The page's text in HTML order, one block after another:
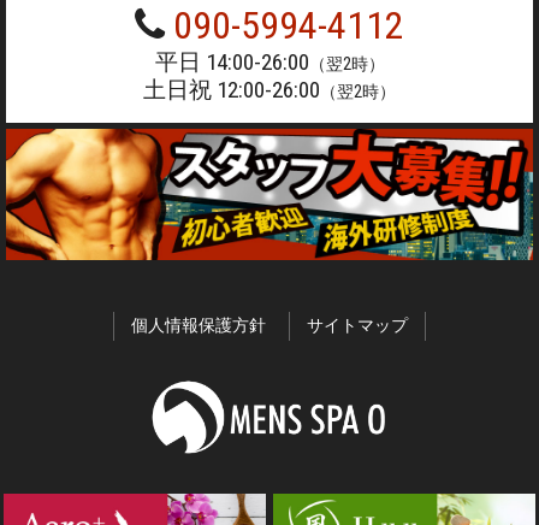
090-5994-4112
平日 14:00-26:00 （翌2時）
土日祝 12:00-26:00 （翌2時）
個人情報保護方針 サイトマップ